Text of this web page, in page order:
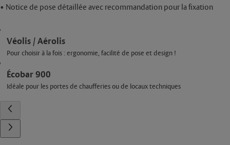
• Notice de pose détaillée avec recommandation pour la fixation
Véolis / Aérolis
Pour choisir à la fois : ergonomie, facilité de pose et design !
Écobar 900
Idéale pour les portes de chaufferies ou de locaux techniques